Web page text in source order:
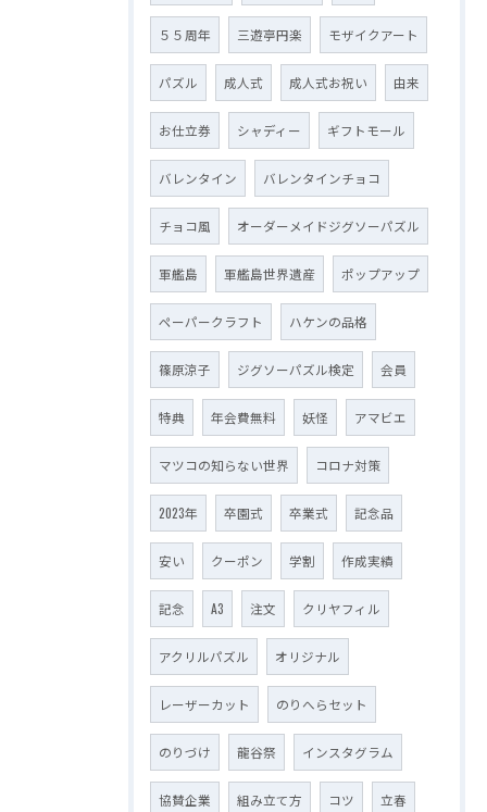
５５周年 三遊亭円楽 モザイクアート
パズル 成人式 成人式お祝い 由来
お仕立券 シャディー ギフトモール
バレンタイン バレンタインチョコ
チョコ風 オーダーメイドジグソーパズル
軍艦島 軍艦島世界遺産 ポップアップ
ペーパークラフト ハケンの品格
篠原涼子 ジグソーパズル検定 会員
特典 年会費無料 妖怪 アマビエ
マツコの知らない世界 コロナ対策
2023年 卒園式 卒業式 記念品
安い クーポン 学割 作成実績
記念 A3 注文 クリヤフィル
アクリルパズル オリジナル
レーザーカット のりへらセット
のりづけ 龍谷祭 インスタグラム
協賛企業 組み立て方 コツ 立春